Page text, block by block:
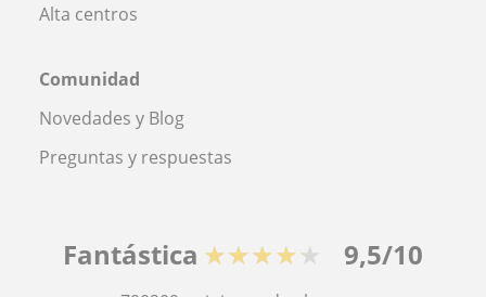
Alta centros
Comunidad
Novedades y Blog
Preguntas y respuestas
Fantástica ★★★★★ 9,5/10